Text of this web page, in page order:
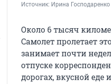
Источник: Ирина Господаренко
Около 6 тысяч
Самолет пролетает
занимает почти
отпуске
дорогах, вкусной еде